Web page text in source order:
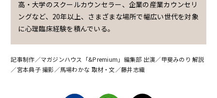
高・大学のスクールカウンセラー、企業の産業カウンセリ
ングなど、20年以上、さまざまな場所で幅広い世代を対象
に心理臨床経験を積んでいる。
記事制作／マガジンハウス「&Premium」編集部 出演／甲斐みのり 解説
／宮本典子 撮影／馬場わかな 取材・文／藤井志織